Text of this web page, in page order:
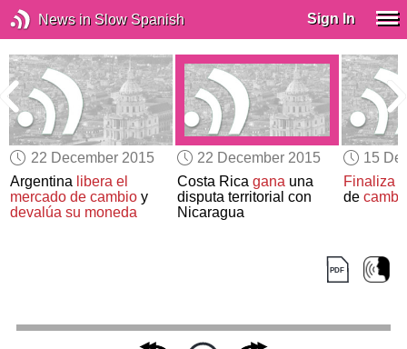
News in Slow Spanish Sign In
22 December 2015
Argentina libera el
mercado de cambio y
devalúa su moneda
22 December 2015
Costa Rica ganauna
disputa territorial con
Nicaragua
15
Finaliza
de